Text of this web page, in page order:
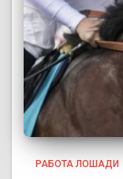
РАБОТА ЛОШАДИ